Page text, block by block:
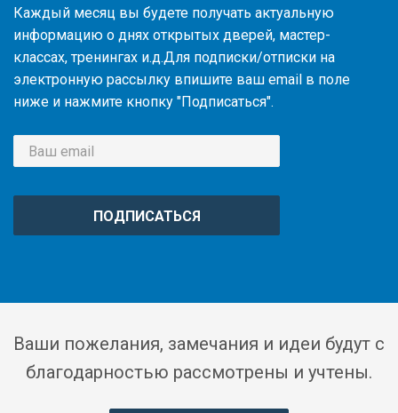
Каждый месяц вы будете получать актуальную
информацию о днях открытых дверей, мастер-
классах, тренингах и.д.Для подписки/отписки на
электронную рассылку впишите ваш email в поле
ниже и нажмите кнопку "Подписаться".
ПОДПИСАТЬСЯ
Ваши пожелания, замечания и идеи будут с
благодарностью рассмотрены и учтены.